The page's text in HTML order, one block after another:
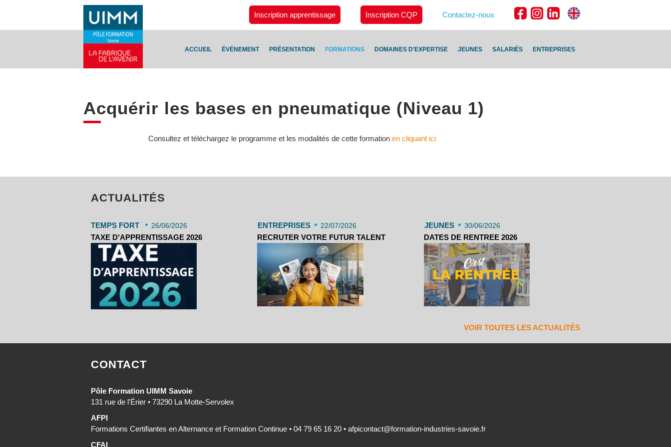
Inscription apprentissage Inscription CQP Contactez-nous
ACCUEIL ÉVÉNEMENT PRÉSENTATION FORMATIONS DOMAINES D'EXPERTISE JEUNES SALARIÉS ENTREPRISES
Acquérir les bases en pneumatique (Niveau 1)
Consultez et téléchargez le programme et les modalités de cette formation en cliquant ici
ACTUALITÉS
TEMPS FORT • 26/06/2026
TAXE D'APPRENTISSAGE 2026
ENTREPRISES • 22/07/2026
RECRUTER VOTRE FUTUR TALENT
JEUNES • 30/06/2026
DATES DE RENTREE 2026
VOIR TOUTES LES ACTUALITÉS
CONTACT
Pôle Formation UIMM Savoie
131 rue de l'Érier • 73290 La Motte-Servolex
AFPI
Formations Certifiantes en Alternance et Formation Continue • 04 79 65 16 20 • afpicontact@formation-industries-savoie.fr
CFAI